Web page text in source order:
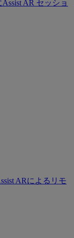
AR セッショ
ARによるリモ